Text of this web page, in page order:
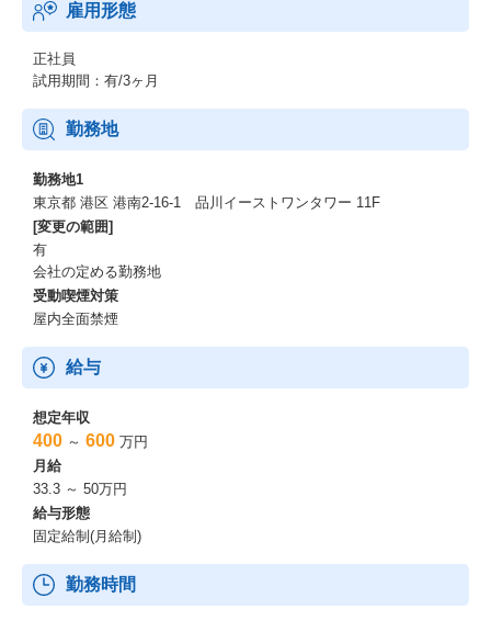
本ポジションは事業の持続的な成長を実現するために不可欠な
「人材採用目標」を、現場部門のパートナーとして達成に導くこ
とがミッションです。
経営から降りてきた目標数字を単に追うのではなく、ハイヤリン
化し、ダイレクトリクルーティングやリファラルなどを駆使して
ターゲット層へ能動的にアプローチする「攻めの採用」を展開し
ています。
また、直近では海外採用などの新たな領域への挑戦も始まってお
り、既存の手法やエリアに捉われず、事業フェーズに合わせて活
動の幅を広げています。
市場からの応募を待つだけではなく、私たちから欲しい人材を発
掘・獲得することで、経営の期待と現場のニーズ双方を満たす人
材採用を実現する、やりがいのある環境です。
【仕事のやりがい／面白さ】
マクロミルが「インサイト産業」のリーディングカンパニーへと
進化し、AI技術の社会実装や非上場化という大きな変革期を迎え
る今、
採用チームの役割は「経営戦略を具現化するための人材戦略の立
案と完遂」へとシフトしています。
・戦略的な人材ポートフォリオに合わせた人材獲得
経営層と密に連携し、次の成長フェーズに必要な人材要件をゼロ
ベースで定義。
雇用形態
正社員
試用期間：有/3ヶ月
勤務地
勤務地1
東京都 港区 港南2-16-1 品川イーストワンタワー 11F
[変更の範囲]
有
会社の定める勤務地
受動喫煙対策
屋内全面禁煙
給与
想定年収
400 ～ 600 万円
月給
33.3 ～ 50万円
給与形態
固定給制(月給制)
勤務時間